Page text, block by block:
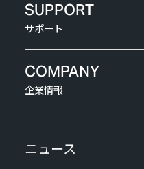
SUPPORT
サポート
COMPANY
企業情報
ニュース